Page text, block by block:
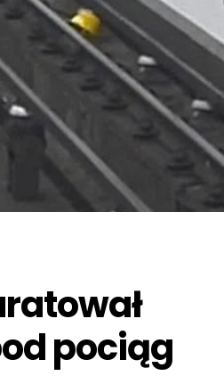
pociąg